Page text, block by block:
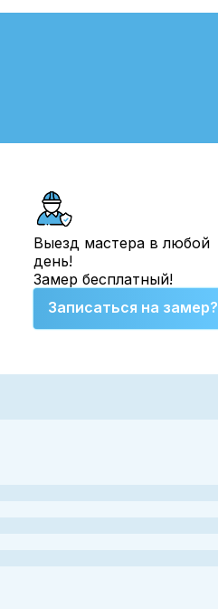
Выезд мастера в любой
день!
Замер бесплатный!
Записаться на замер?